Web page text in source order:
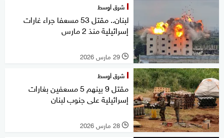
شرق أوسط
لبنان.. مقتل 53 مسعفا جراء غارات
إسرائيلية منذ 2 مارس
l 29 مارس 2026
شرق أوسط
مقتل 9 بينهم 5 مسعفين بغارات
إسرائيلية على جنوب لبنان
l 28 مارس 2026